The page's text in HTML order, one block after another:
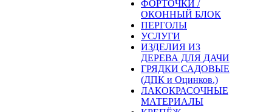
ФОРТОЧКИ /
ОКОННЫЙ БЛОК
ПЕРГОЛЫ
УСЛУГИ
ИЗДЕЛИЯ ИЗ
ДЕРЕВА ДЛЯ ДАЧИ
ГРЯДКИ САДОВЫЕ
(ДПК и Оцинков.)
ЛАКОКРАСОЧНЫЕ
МАТЕРИАЛЫ